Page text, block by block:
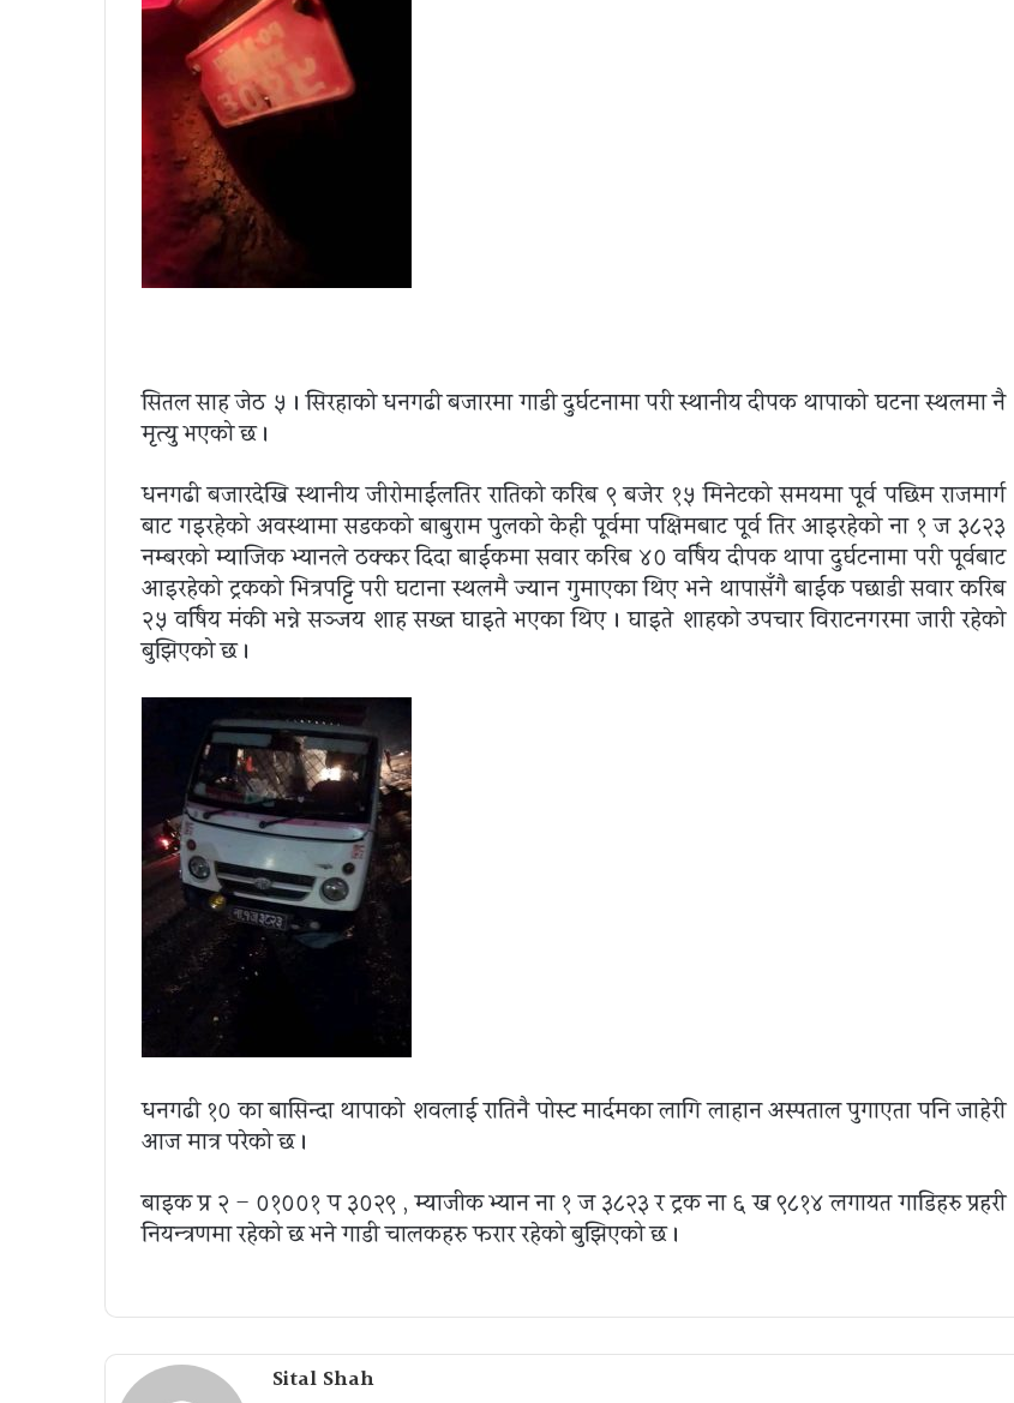
सितल साह जेठ ५ । सिरहाको धनगढी बजारमा गाडी दुर्घटनामा परी स्थानीय दीपक थापाको घटना स्थलमा नै
मृत्यु भएको छ ।
धनगढी बजारदेखि स्थानीय जीरोमाईलतिर रातिको करिब ९ बजेर १५ मिनेटको समयमा पूर्व पछिम राजमार्ग
बाट गइरहेको अवस्थामा सडकको बाबुराम पुलको केही पूर्वमा पक्षिमबाट पूर्व तिर आइरहेको ना १ ज ३८२३
नम्बरको म्याजिक भ्यानले ठक्कर दिदा बाईकमा सवार करिब ४० वर्षिय दीपक थापा दुर्घटनामा परी पूर्वबाट
आइरहेको ट्रकको भित्रपट्टि परी घटाना स्थलमै ज्यान गुमाएका थिए भने थापासँगै बाईक पछाडी सवार करिब
२५ वर्षिय मंकी भन्ने सञ्जय शाह सख्त घाइते भएका थिए । घाइते शाहको उपचार विराटनगरमा जारी रहेको
बुझिएको छ ।
धनगढी १० का बासिन्दा थापाको शवलाई रातिनै पोस्ट मार्दमका लागि लाहान अस्पताल पुगाएता पनि जाहेरी
आज मात्र परेको छ ।
बाइक प्र २ – ०१००१ प ३०२९ , म्याजीक भ्यान ना १ ज ३८२३ र ट्रक ना ६ ख ९८१४ लगायत गाडिहरु प्रहरी
नियन्त्रणमा रहेको छ भने गाडी चालकहरु फरार रहेको बुझिएको छ ।
Sital Shah